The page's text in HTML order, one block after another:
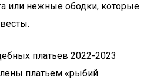
или нежные ободки, которые
платьев 2022-2023
платьем «рыбий